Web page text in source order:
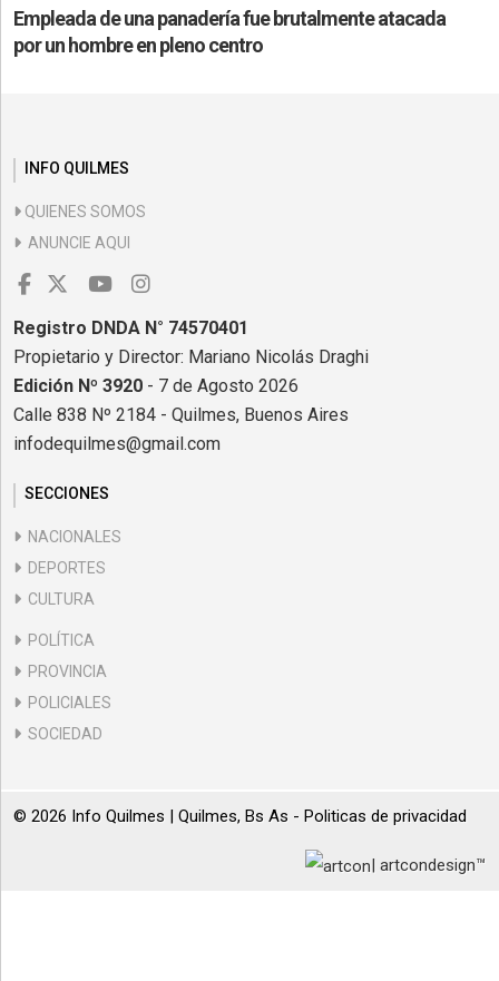
Empleada de una panadería fue brutalmente atacada
por un hombre en pleno centro
INFO QUILMES
QUIENES SOMOS
ANUNCIE AQUI
Registro DNDA N° 74570401
Propietario y Director: Mariano Nicolás Draghi
Edición Nº 3920 - 7 de Agosto 2026
Calle 838 Nº 2184 - Quilmes, Buenos Aires
infodequilmes@gmail.com
SECCIONES
NACIONALES
DEPORTES
CULTURA
POLÍTICA
PROVINCIA
POLICIALES
SOCIEDAD
© 2026 Info Quilmes | Quilmes, Bs As - Politicas de privacidad
| artcondesign™